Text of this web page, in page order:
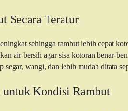
Secara Teratur
sehingga rambut lebih cepat
air bersih agar sisa kotoran benar-
segar, wangi, dan lebih mudah ditata
Kondisi Rambut